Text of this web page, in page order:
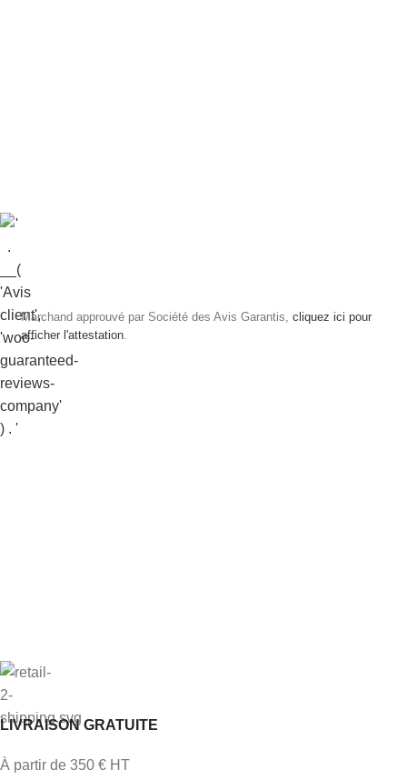
Marchand approuvé par Société des Avis Garantis, cliquez ici pour
afficher l'attestation.
LIVRAISON GRATUITE
À partir de 350 € HT